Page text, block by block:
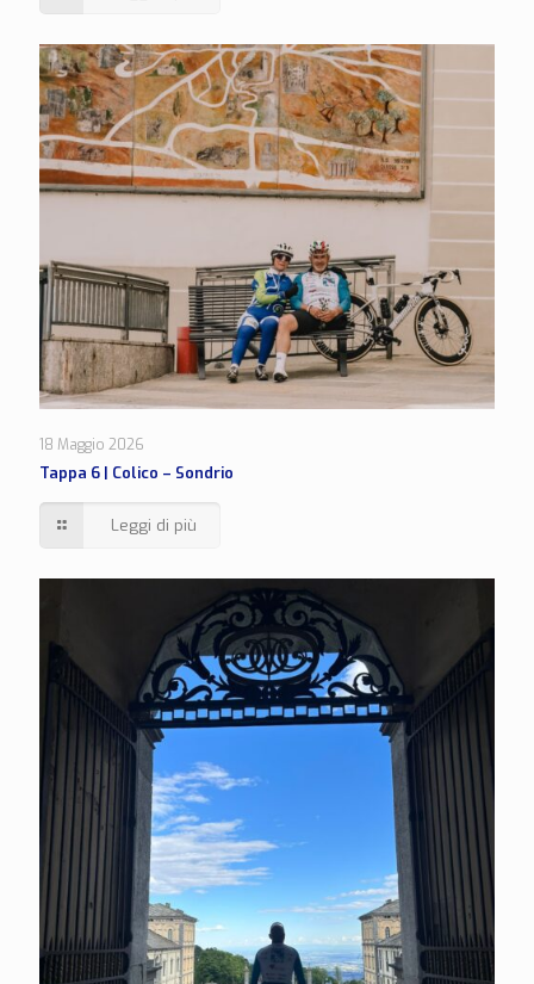
18 Maggio 2026
Tappa 6 | Colico – Sondrio
Leggi di più